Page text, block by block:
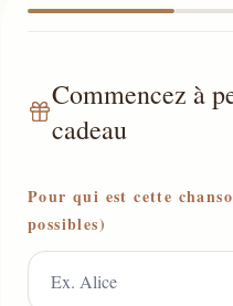
Commencez à
cadeau
Pour qui est cette
possibles)